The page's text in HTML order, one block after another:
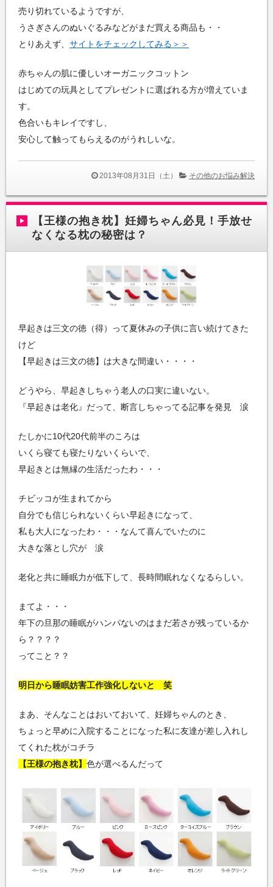
売り切れているようですが、
うさぎさんのぬいぐるみなどがまだ買える商品も・・
とりあえず、 サイトをチェックしてみる＞＞
赤ちゃんの肌に優しいオーガニックコットン
はじめての玩具としてプレゼントに選ばれる方が増えていま
す。
色合いもキレイですし、
安心して触ってもらえるのがうれしいな。
2013年08月31日（土） その他のお悩み解決
【王様の抱き枕】妊婦ちゃん必見！手放せ
なくなる枕の秘密は？
早起きは三文の徳（得）って夏休みの子供に言い続けてきた
けど
【早起きは三文の徳】は大きな間違い・・・・
どうやら、早起きしちゃう老人の口実に違いない。
『早起きは老化』だって、断言しちゃってる記事を発見 涙
たしかに10代20代前半のころは
いくら寝ても寝たりないくらいで、
早起きとは無縁の生活だったわ・・・
チビッコが生まれてから
自分でも信じられないくらい早起きになって、
私も大人になったわ・・・なんて喜んでいたのに
大きな落とし穴が 涙
老化と共に睡眠力が低下して、長時間眠れなくなるらしい。
まてよ・・・
年下の旦那の睡眠がハンパないのはまだ若さが残っているか
ら？？？？
ってこと？？
明日から睡眠妨害工作強化しないと 笑
まあ、そんなことはおいておいて、妊婦ちゃんのとき、
ちょっと早めに入院することになった私に友達が差し入れし
てくれた枕がコチラ
【王様の抱き枕】 色が選べるんだって